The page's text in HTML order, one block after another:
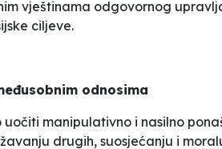
vještinama odgovornog
ciljeve.
odnosima
uočiti manipulativno i nasilno
drugih, suosjećanju i